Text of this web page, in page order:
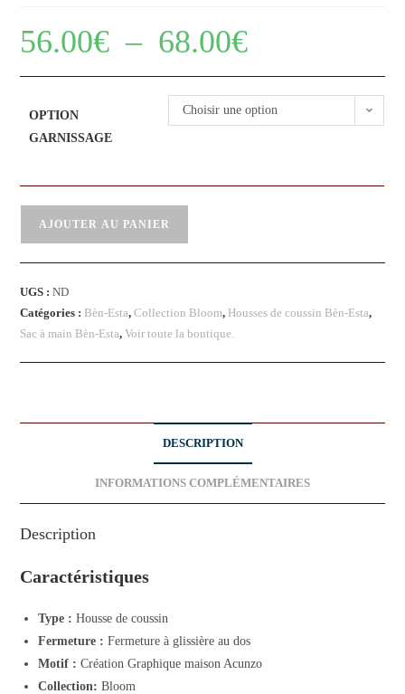
56.00€ – 68.00€
OPTION
GARNISSAGE
Choisir une option
AJOUTER AU PANIER
UGS :ND
Catégories : Bèn-Esta,Collection Bloom, Housses de coussin Bèn-Esta,
Sac à main Bèn-Esta,Voir toute la boutique.
DESCRIPTION
INFORMATIONS COMPLÉMENTAIRES
Description
Caractéristiques
Type : Housse de coussin
Fermeture : Fermeture à glissière au dos
Motif : Création Graphique maison Acunzo
Collection: Bloom